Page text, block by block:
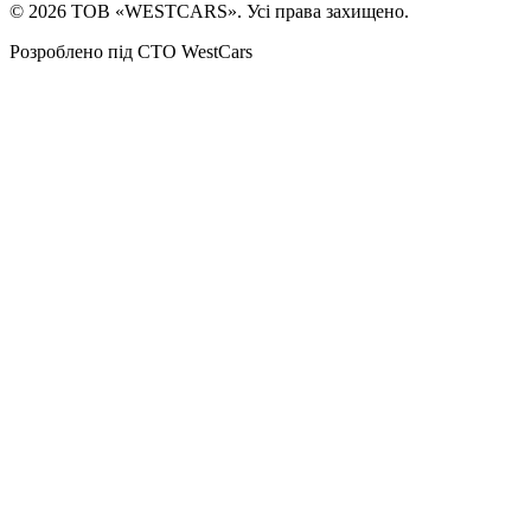
© 2026 ТОВ «WESTCARS». Усі права захищено.
Розроблено під СТО WestCars